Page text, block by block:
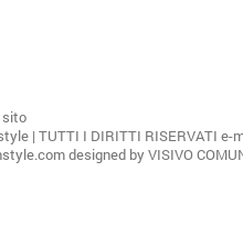
sito
| TUTTI I DIRITTI RISERVATI e-
designed by VISIVO